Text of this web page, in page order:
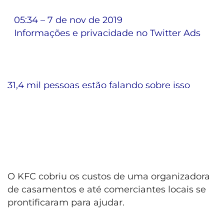
05:34 – 7 de nov de 2019
Informações e privacidade no Twitter Ads
31,4 mil pessoas estão falando sobre isso
O KFC cobriu os custos de uma organizadora
de casamentos e até comerciantes locais se
prontificaram para ajudar.